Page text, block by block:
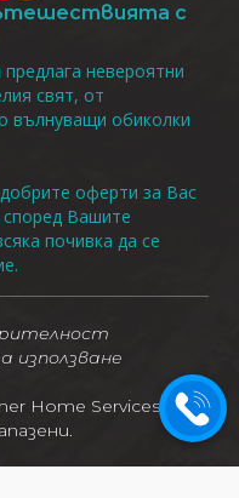
с
невероятни
свят, от
вълнуващи обиколки
оферти за Вас
Вашите
почивка да се
Home Services LTD -
използване